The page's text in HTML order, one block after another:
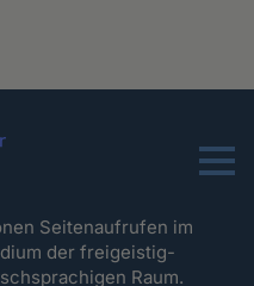
Menu
Seitenaufrufen im
der freigeistig-
Raum.